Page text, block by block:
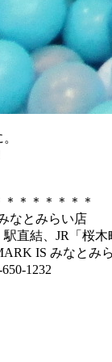
＊＊＊＊＊＊
なとみらい店
直結、JR「桜
IS みなとみ
1232